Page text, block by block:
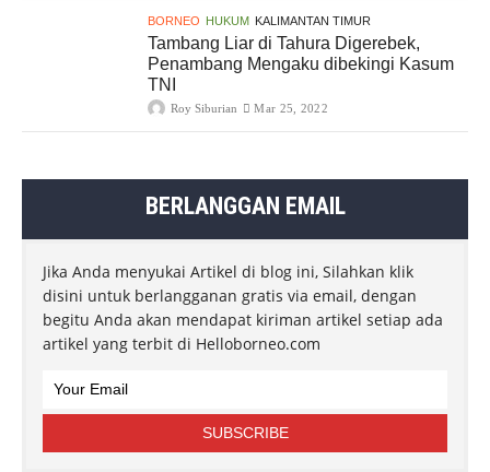
BORNEO HUKUM KALIMANTAN TIMUR
Tambang Liar di Tahura Digerebek,
Penambang Mengaku dibekingi Kasum
TNI
Roy Siburian Mar 25, 2022
BERLANGGAN EMAIL
Jika Anda menyukai Artikel di blog ini, Silahkan klik
disini untuk berlangganan gratis via email, dengan
begitu Anda akan mendapat kiriman artikel setiap ada
artikel yang terbit di Helloborneo.com